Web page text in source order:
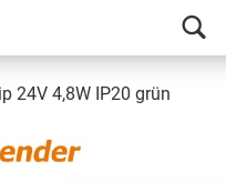
24V 4,8W IP20 grün